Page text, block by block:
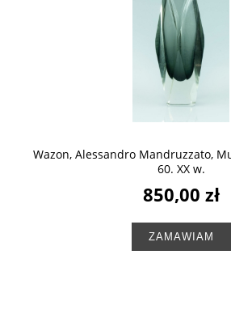
Wazon, Alessandro Mandruzzato,
60. XX w.
850,00 zł
ZAMAWIAM